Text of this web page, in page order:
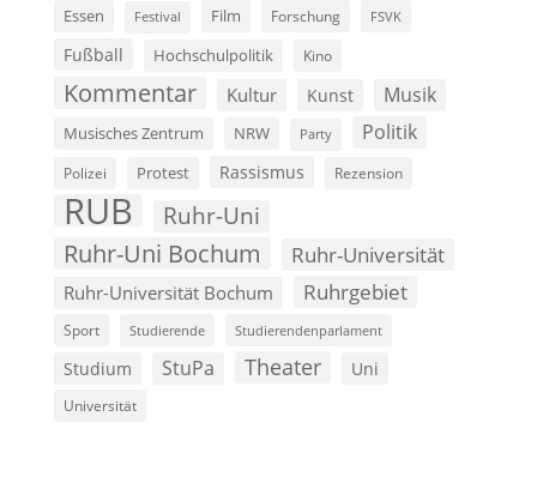
Essen Festival Film Forschung FSVK
Fußball Hochschulpolitik Kino
Kommentar Kultur Kunst Musik
Musisches Zentrum NRW Party Politik
Polizei Protest Rassismus Rezension
RUB Ruhr-Uni
Ruhr-Uni Bochum Ruhr-Universität
Ruhr-Universität Bochum Ruhrgebiet
Sport Studierende Studierendenparlament
Studium StuPa Theater Uni
Universität